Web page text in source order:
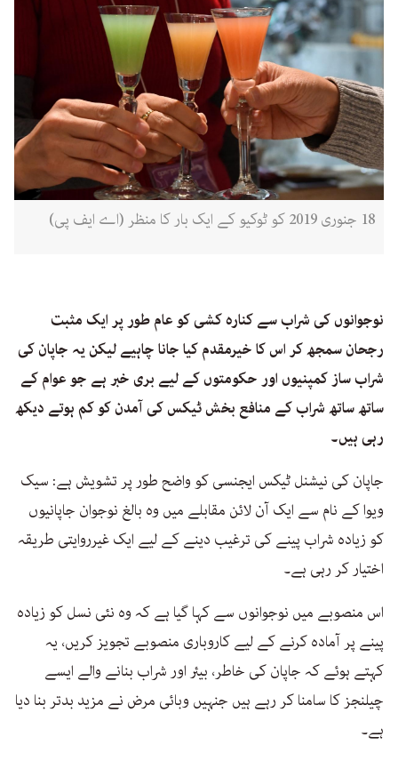
18 جنوری 2019 کو ٹوکیو کے ایک بار کا منظر (اے ایف پی)
نوجوانوں کی شراب سے کنارہ کشی کو عام طور پر ایک مثبت
رجحان سمجھ کر اس کا خیرمقدم کیا جانا چاہیے لیکن یہ جاپان کی
شراب ساز کمپنیوں اور حکومتوں کے لیے بری خبر ہے جو عوام کے
ساتھ ساتھ شراب کے منافع بخش ٹیکس کی آمدن کو کم ہوتے دیکھ
رہی ہیں۔
جاپان کی نیشنل ٹیکس ایجنسی کو واضح طور پر تشویش ہے: سیک
ویوا کے نام سے ایک آن لائن مقابلے میں وہ بالغ نوجوان جاپانیوں
کو زیادہ شراب پینے کی ترغیب دینے کے لیے ایک غیرروایتی طریقہ
اختیار کر رہی ہے۔
اس منصوبے میں نوجوانوں سے کہا گیا ہے کہ وہ نئی نسل کو زیادہ
پینے پر آمادہ کرنے کے لیے کاروباری منصوبے تجویز کریں، یہ
کہتے ہوئے کہ جاپان کی خاطر، بیئر اور شراب بنانے والے ایسے
چیلنجز کا سامنا کر رہے ہیں جنہیں وبائی مرض نے مزید بدتر بنا دیا
ہے۔